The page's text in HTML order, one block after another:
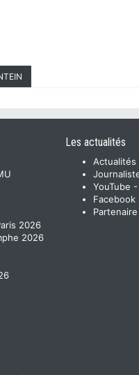
2026
2026
Les actualités
Actualités
YouTube -
Facebook